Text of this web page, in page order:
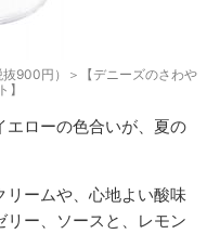
抜900円）＞【デニーズのさわや
】
エローの色合いが、夏の
リームや、心地よい酸味
ー、ソースと、レモン